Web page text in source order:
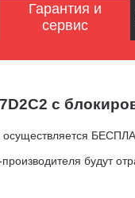
с
будут
Гарантия и
сервис